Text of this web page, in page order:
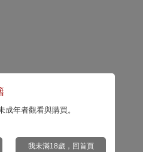
年者觀看與購買。
我未滿18歲，回首頁